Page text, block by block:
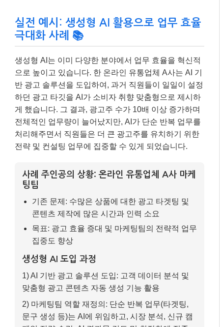
전략 및 컨설팅 업무에 집중할 수 있게 되었습니다.
팅팀
기존 문제: 수많은 상품에 대한 광고 타겟팅 및
콘텐츠 제작에 많은 시간과 인력 소요
목표: 광고 효율 증대 및 마케팅팀의 전략적 업무
집중도 향상
생성형 AI 도입 과정
1) AI 기반 광고 솔루션 도입: 고객 데이터 분석 및
2) 마케팅팀 역할 재정의: 단순 반복 업무(타겟팅,
문구 생성 등)는 AI에 위임하고, 시장 분석, 신규 캠
페인 전략 수립, AI 결과물 검토 및 최적화에 집중
– 광고주 수: AI 도입 후 10배 이상 증가
– 마케팅팀 생산성: AI의 보조를 통해 고부가가치
전략 업무에 집중, 전반적인 생산성 및 성과 향상
이처럼 생성형 AI는 단순히 사람의 일을 빼앗는 것이 아
니라, 인간의 업무를 보강하고 확장 하여 더 큰 가치를